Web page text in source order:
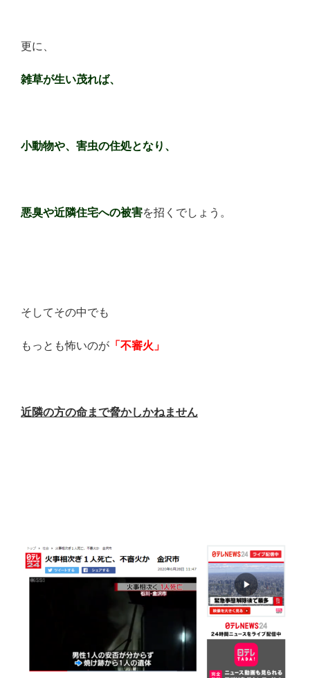
更に、
雑草が生い茂れば、
小動物や、害虫の住処となり、
悪臭や近隣住宅への被害を招くでしょう。
そしてその中でも
もっとも怖いのが 「不審火」
近隣の方の命まで脅かしかねません